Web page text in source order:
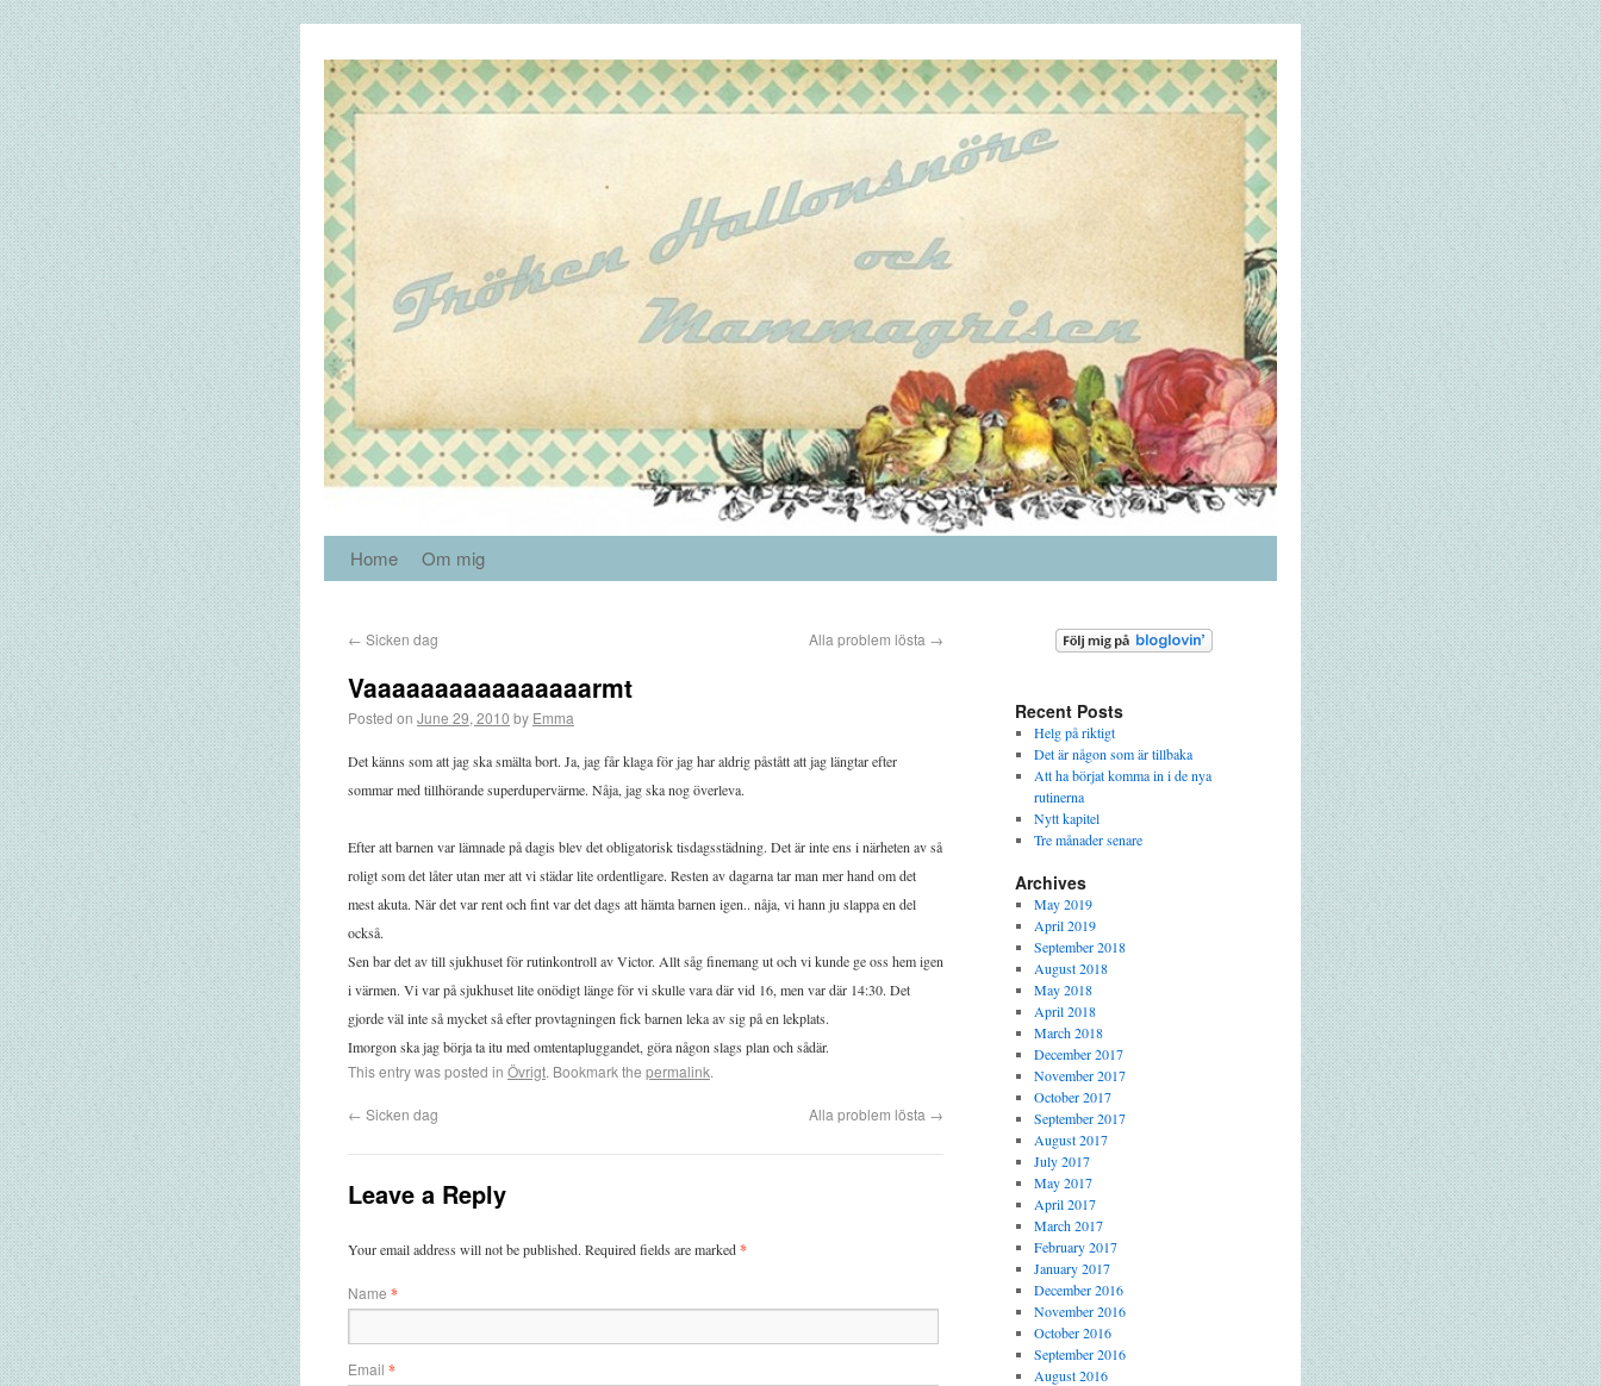
Home Om mig
← Sicken dag Alla problem lösta →
Vaaaaaaaaaaaaaaaarmt
Posted on June 29, 2010 by Emma
Det känns som att jag ska smälta bort. Ja, jag får klaga för jag har aldrig påstått att jag längtar efter
sommar med tillhörande superdupervärme. Nåja, jag ska nog överleva.
Efter att barnen var lämnade på dagis blev det obligatorisk tisdagsstädning. Det är inte ens i närheten av så
roligt som det låter utan mer att vi städar lite ordentligare. Resten av dagarna tar man mer hand om det
mest akuta. När det var rent och fint var det dags att hämta barnen igen.. nåja, vi hann ju slappa en del
också.
Sen bar det av till sjukhuset för rutinkontroll av Victor. Allt såg finemang ut och vi kunde ge oss hem igen
i värmen. Vi var på sjukhuset lite onödigt länge för vi skulle vara där vid 16, men var där 14:30. Det
gjorde väl inte så mycket så efter provtagningen fick barnen leka av sig på en lekplats.
Imorgon ska jag börja ta itu med omtentapluggandet, göra någon slags plan och sådär.
This entry was posted in Övrigt. Bookmark the permalink.
← Sicken dag Alla problem lösta →
Leave a Reply
Your email address will not be published. Required fields are marked*
Name *
Email *
Recent Posts
Helg på riktigt
Det är någon som är tillbaka
Att ha börjat komma in i de nya
rutinerna
Nytt kapitel
Tre månader senare
Archives
May 2019
April 2019
September 2018
August 2018
May 2018
April 2018
March 2018
December 2017
November 2017
October 2017
September 2017
August 2017
July 2017
May 2017
April 2017
March 2017
February 2017
January 2017
December 2016
November 2016
October 2016
September 2016
August 2016